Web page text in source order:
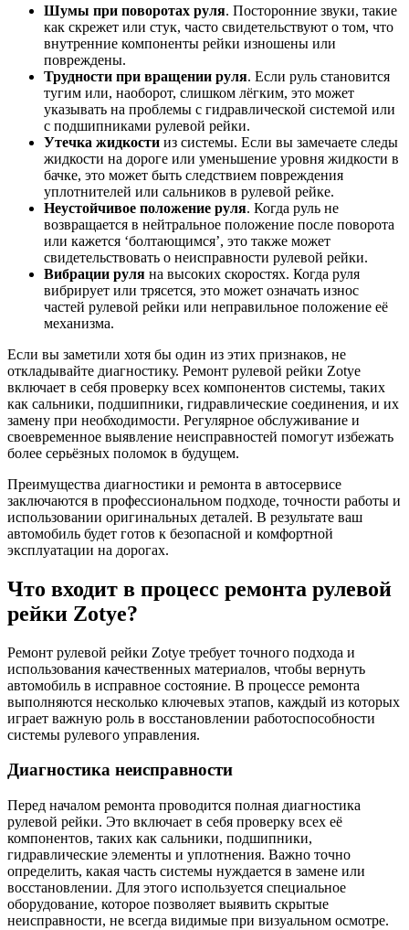
Шумы при поворотах руля. Посторонние звуки, такие
как скрежет или стук, часто свидетельствуют о том, что
внутренние компоненты рейки изношены или
повреждены.
Трудности при вращении руля. Если руль становится
тугим или, наоборот, слишком лёгким, это может
указывать на проблемы с гидравлической системой или
с подшипниками рулевой рейки.
Утечка жидкости из системы. Если вы замечаете следы
жидкости на дороге или уменьшение уровня жидкости в
бачке, это может быть следствием повреждения
уплотнителей или сальников в рулевой рейке.
Неустойчивое положение руля. Когда руль не
возвращается в нейтральное положение после поворота
или кажется ‘болтающимся’, это также может
свидетельствовать о неисправности рулевой рейки.
Вибрации руля на высоких скоростях. Когда руля
вибрирует или трясется, это может означать износ
частей рулевой рейки или неправильное положение её
механизма.
Если вы заметили хотя бы один из этих признаков, не
откладывайте диагностику. Ремонт рулевой рейки Zotye
включает в себя проверку всех компонентов системы, таких
как сальники, подшипники, гидравлические соединения, и их
замену при необходимости. Регулярное обслуживание и
своевременное выявление неисправностей помогут избежать
более серьёзных поломок в будущем.
Преимущества диагностики и ремонта в автосервисе
заключаются в профессиональном подходе, точности работы и
использовании оригинальных деталей. В результате ваш
автомобиль будет готов к безопасной и комфортной
эксплуатации на дорогах.
Что входит в процесс ремонта рулевой
рейки Zotye?
Ремонт рулевой рейки Zotye требует точного подхода и
использования качественных материалов, чтобы вернуть
автомобиль в исправное состояние. В процессе ремонта
выполняются несколько ключевых этапов, каждый из которых
играет важную роль в восстановлении работоспособности
системы рулевого управления.
Диагностика неисправности
Перед началом ремонта проводится полная диагностика
рулевой рейки. Это включает в себя проверку всех её
компонентов, таких как сальники, подшипники,
гидравлические элементы и уплотнения. Важно точно
определить, какая часть системы нуждается в замене или
восстановлении. Для этого используется специальное
оборудование, которое позволяет выявить скрытые
неисправности, не всегда видимые при визуальном осмотре.